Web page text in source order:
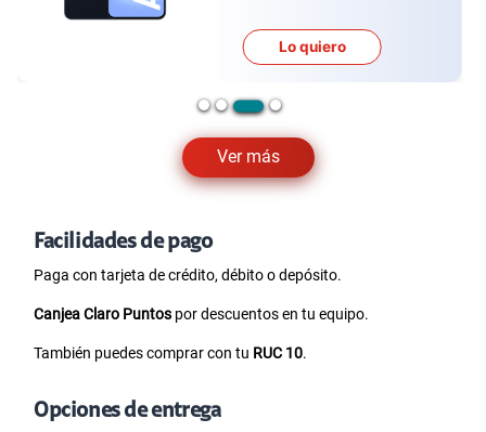
Ver más
Lo quiero
Facilidades de pago
Paga con tarjeta de crédito, débito o depósito.
Canjea Claro Puntos por descuentos en tu equipo.
También puedes comprar con tu RUC 10.
Opciones de entrega